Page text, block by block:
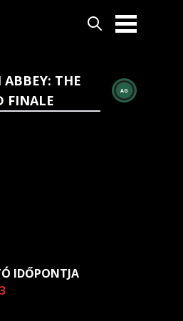
THE
FINALE
AG
IDŐPONTJA